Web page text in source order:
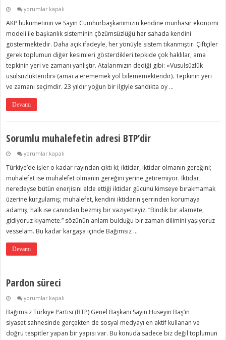
Bu
daha
çok
ağlarsınız
için
yorumlar kapalı
AKP hükümetinin ve Sayın Cumhurbaşkanımızın kendine münhasır ekonomi
modeli ile başkanlık sisteminin çözümsüzlüğü her sahada kendini
göstermektedir. Daha açık ifadeyle, her yönüyle sistem tıkanmıştır. Çiftçiler
gerek toplumun diğer kesimleri gösterdikleri tepkide çok haklılar, ama
tepkinin yeri ve zamanı yanlıştır. Atalarımızın dediği gibi: «Vusulsüzlük
usulsüzlüktendir» (amaca erememek yol bilememektendir). Tepkinin yeri
ve zamanı seçimdir. 23 yıldır yoğun bir ilgiyle sandıkta oy …
Devamı
Sorumlu muhalefetin adresi BTP’dir
Sorumlu
adresi
BTP’dir
için
yorumlar kapalı
Türkiye’de işler o kadar rayından çıktı ki; iktidar, iktidar olmanın gereğini;
muhalefet ise muhalefet olmanın gereğini yerine getiremiyor. İktidar,
neredeyse bütün enerjisini elde ettiği iktidar gücünü kimseye bırakmamak
üzerine kurgulamış; muhalefet, kendini iktidarın şerrinden korumaya
adamış; halk ise canından bezmiş bir vaziyetteyiz. “Bindik bir alamete,
gidiyoruz kıyamete.” sözünün anlam bulduğu bir zaman dilimini yaşıyoruz
vesselam. Bu kadar kargaşa içinde Bağımsız …
Devamı
Pardon süreci
Pardon
için
yorumlar kapalı
Bağımsız Türkiye Partisi (BTP) Genel Başkanı Sayın Hüseyin Baş’ın
siyaset sahnesinde gerçekten de sosyal medyayı en aktif kullanan ve
doğru tespitler yapan bir yapısı var. Bu konuda sadece biz değil toplumun